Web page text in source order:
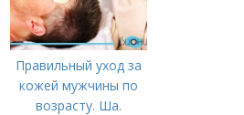
Правильный уход за
кожей мужчины по
возрасту. Ша.